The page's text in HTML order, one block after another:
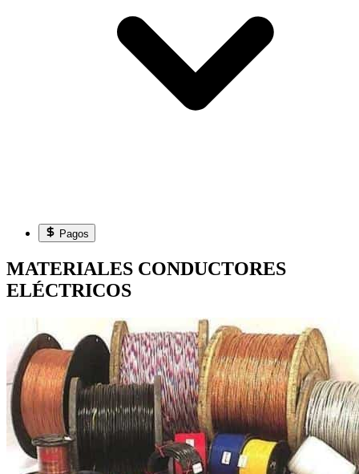
Pagos
MATERIALES CONDUCTORES
ELÉCTRICOS